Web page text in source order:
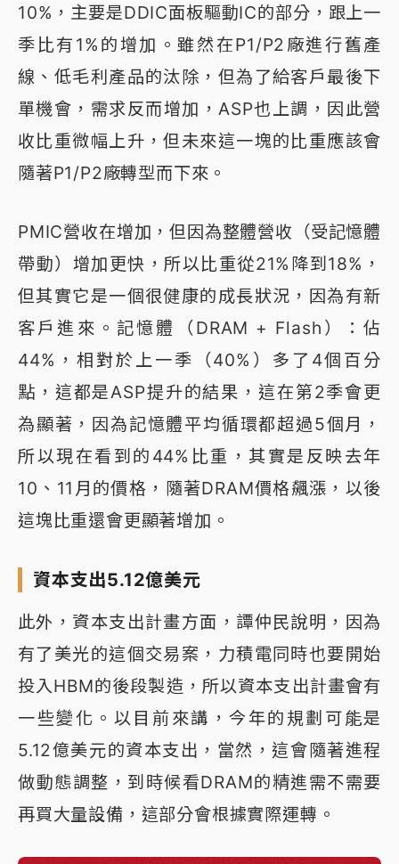
10%，主要是DDIC面板驅動IC的部分，跟上一
季比有1%的增加。雖然在P1/P2廠進行舊產
線、低毛利產品的汰除，但為了給客戶最後下
單機會，需求反而增加，ASP也上調，因此營
收比重微幅上升，但未來這一塊的比重應該會
隨著P1/P2廠轉型而下來。
PMIC營收在增加，但因為整體營收（受記憶體
帶動）增加更快，所以比重從21%降到18%，
但其實它是一個很健康的成長狀況，因為有新
客戶進來。記憶體（DRAM + Flash）：佔
44%，相對於上一季（40%）多了4個百分
點，這都是ASP提升的結果，這在第2季會更
為顯著，因為記憶體平均循環都超過5個月，
所以現在看到的44%比重，其實是反映去年
10、11月的價格，隨著DRAM價格飆漲，以後
這塊比重還會更顯著增加。
資本支出5.12億美元
此外，資本支出計畫方面，譚仲民說明，因為
有了美光的這個交易案，力積電同時也要開始
投入HBM的後段製造，所以資本支出計畫會有
一些變化。以目前來講，今年的規劃可能是
5.12億美元的資本支出，當然，這會隨著進程
做動態調整，到時候看DRAM的精進需不需要
再買大量設備，這部分會根據實際運轉。